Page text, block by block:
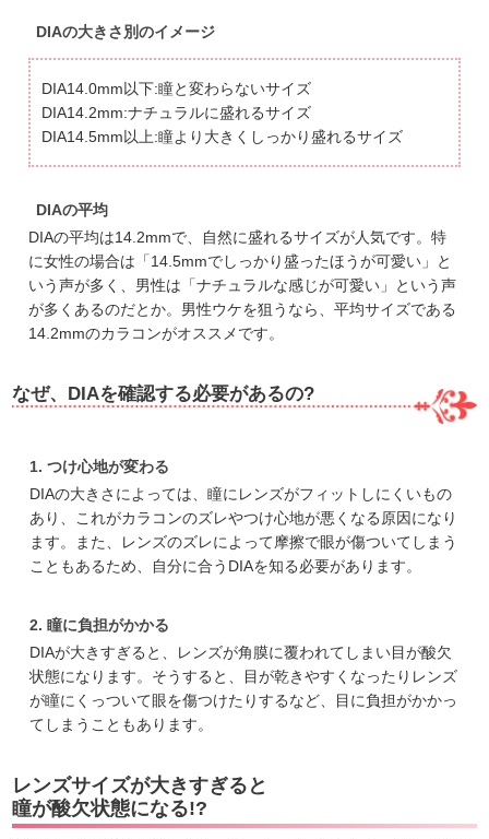
DIAの大きさ別のイメージ
DIA14.0mm以下:瞳と変わらないサイズ
DIA14.2mm:ナチュラルに盛れるサイズ
DIA14.5mm以上:瞳より大きくしっかり盛れるサイズ
DIAの平均
DIAの平均は14.2mmで、自然に盛れるサイズが人気です。特
に女性の場合は「14.5mmでしっかり盛ったほうが可愛い」と
いう声が多く、男性は「ナチュラルな感じが可愛い」という声
が多くあるのだとか。男性ウケを狙うなら、平均サイズである
14.2mmのカラコンがオススメです。
なぜ、DIAを確認する必要があるの?
つけ心地が変わる
DIAの大きさによっては、瞳にレンズがフィットしにくいもの
あり、これがカラコンのズレやつけ心地が悪くなる原因になり
ます。また、レンズのズレによって摩擦で眼が傷ついてしまう
こともあるため、自分に合うDIAを知る必要があります。
瞳に負担がかかる
DIAが大きすぎると、レンズが角膜に覆われてしまい目が酸欠
状態になります。そうすると、目が乾きやすくなったりレンズ
が瞳にくっついて眼を傷つけたりするなど、目に負担がかかっ
てしまうこともあります。
レンズサイズが大きすぎると
瞳が酸欠状態になる!?